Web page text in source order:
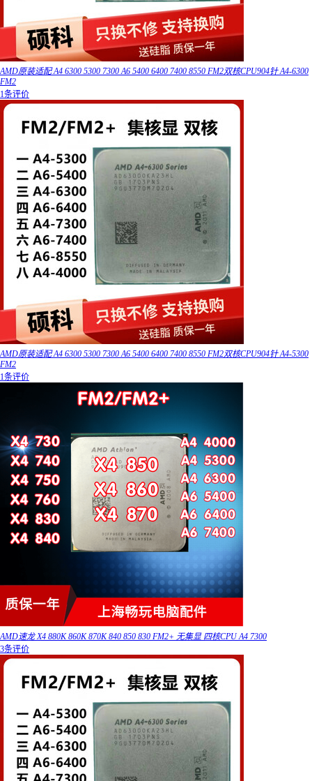
AMD原装适配 A4 6300 5300 7300 A6 5400 6400 7400 8550 FM2双核CPU904针 A4-6300
FM2
1条评价
AMD原装适配 A4 6300 5300 7300 A6 5400 6400 7400 8550 FM2双核CPU904针 A4-5300
FM2
1条评价
AMD速龙 X4 880K 860K 870K 840 850 830 FM2+ 无集显 四核CPU A4 7300
3条评价